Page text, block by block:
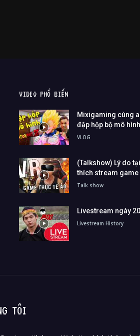
VIDEO PHỔ BIẾN
Mixigaming cùng
đập hộp bộ mô
VLOG
(Talkshow) Lý do
thích stream game
Talk show
Livestream ngày
Livestream History
TÔI